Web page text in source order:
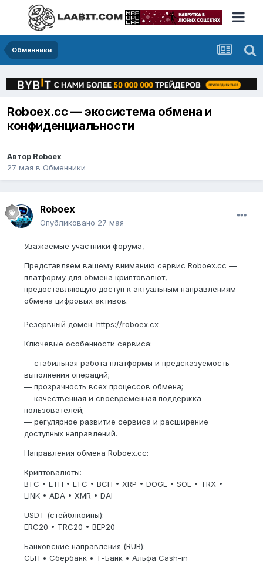
Обменники
Roboex.сс — экосистема обмена и
конфиденциальности
Автор Roboex
27 мая в Обменники
Roboex
Опубликовано 27 мая
Уважаемые участники форума,
Представляем вашему вниманию сервис Roboex.cc —
платформу для обмена криптовалют,
предоставляющую доступ к актуальным направлениям
обмена цифровых активов.
Резервный домен: https://roboex.cx
Ключевые особенности сервиса:
— стабильная работа платформы и предсказуемость
выполнения операций;
— прозрачность всех процессов обмена;
— качественная и своевременная поддержка
пользователей;
— регулярное развитие сервиса и расширение
доступных направлений.
Направления обмена Roboex.cc:
Криптовалюты:
BTC • ETH • LTC • BCH • XRP • DOGE • SOL • TRX •
LINK • ADA • XMR • DAI
USDT (стейблкоины):
ERC20 • TRC20 • BEP20
Банковские направления (RUB):
СБП • Сбербанк • Т-Банк • Альфа Cash-in